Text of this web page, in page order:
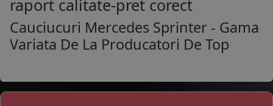
raport calitate-pret corect
Cauciucuri Mercedes Sprinter - Gama
Variata De La Producatori De Top